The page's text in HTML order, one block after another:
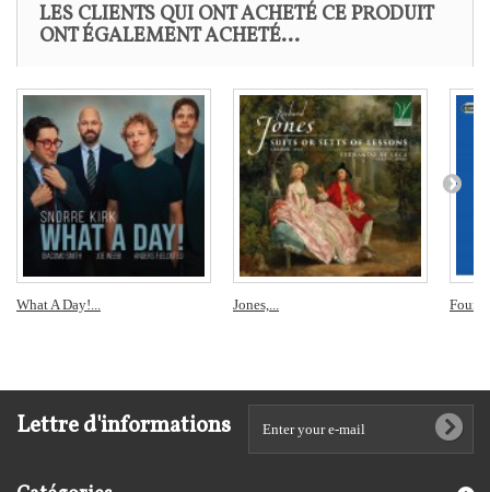
LES CLIENTS QUI ONT ACHETÉ CE PRODUIT
ONT ÉGALEMENT ACHETÉ...
What A Day!... Jones,... Four
Lettre d'informations